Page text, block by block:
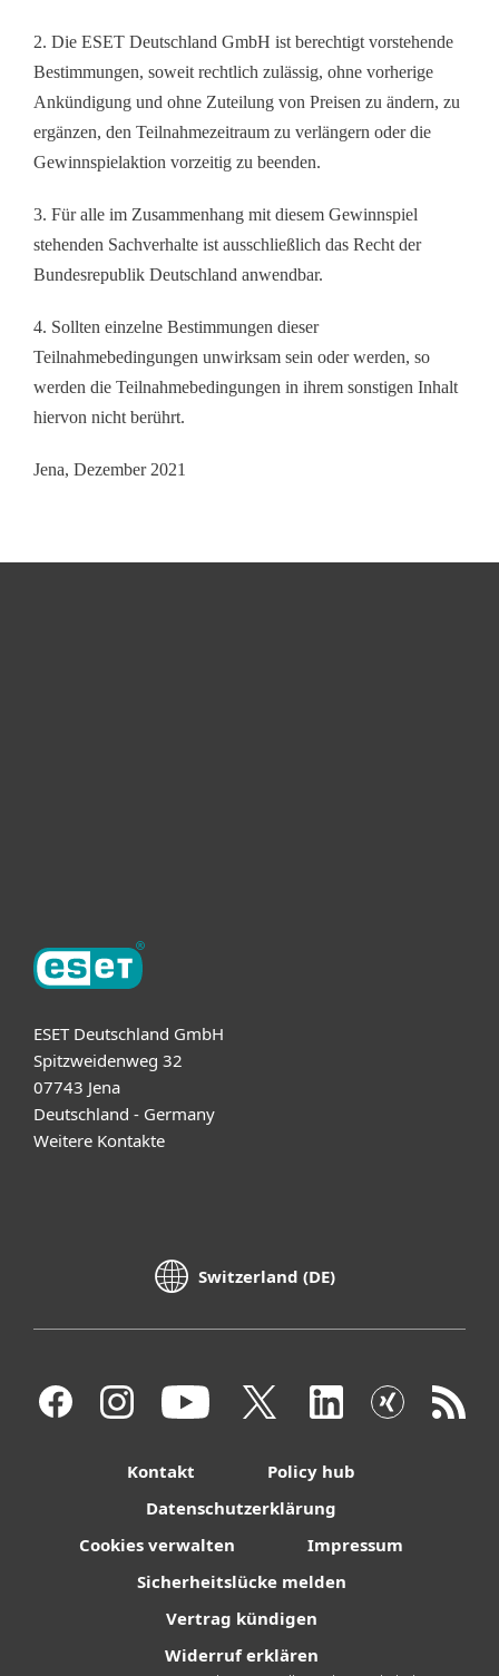
2. Die ESET Deutschland GmbH ist berechtigt vorstehende
Bestimmungen, soweit rechtlich zulässig, ohne vorherige
Ankündigung und ohne Zuteilung von Preisen zu ändern, zu
ergänzen, den Teilnahmezeitraum zu verlängern oder die
Gewinnspielaktion vorzeitig zu beenden.
3. Für alle im Zusammenhang mit diesem Gewinnspiel
stehenden Sachverhalte ist ausschließlich das Recht der
Bundesrepublik Deutschland anwendbar.
4. Sollten einzelne Bestimmungen dieser
Teilnahmebedingungen unwirksam sein oder werden, so
werden die Teilnahmebedingungen in ihrem sonstigen Inhalt
hiervon nicht berührt.
Jena, Dezember 2021
ESET Deutschland GmbH
Spitzweidenweg 32
07743 Jena
Deutschland - Germany
Weitere Kontakte
Switzerland (DE)
Kontakt
Policy hub
Datenschutzerklärung
Cookies verwalten
Impressum
Sicherheitslücke melden
Vertrag kündigen
Widerruf erklären